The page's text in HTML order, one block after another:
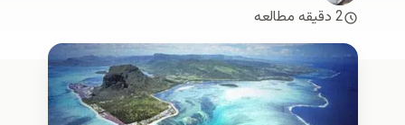
2 دقیقه مطالعه